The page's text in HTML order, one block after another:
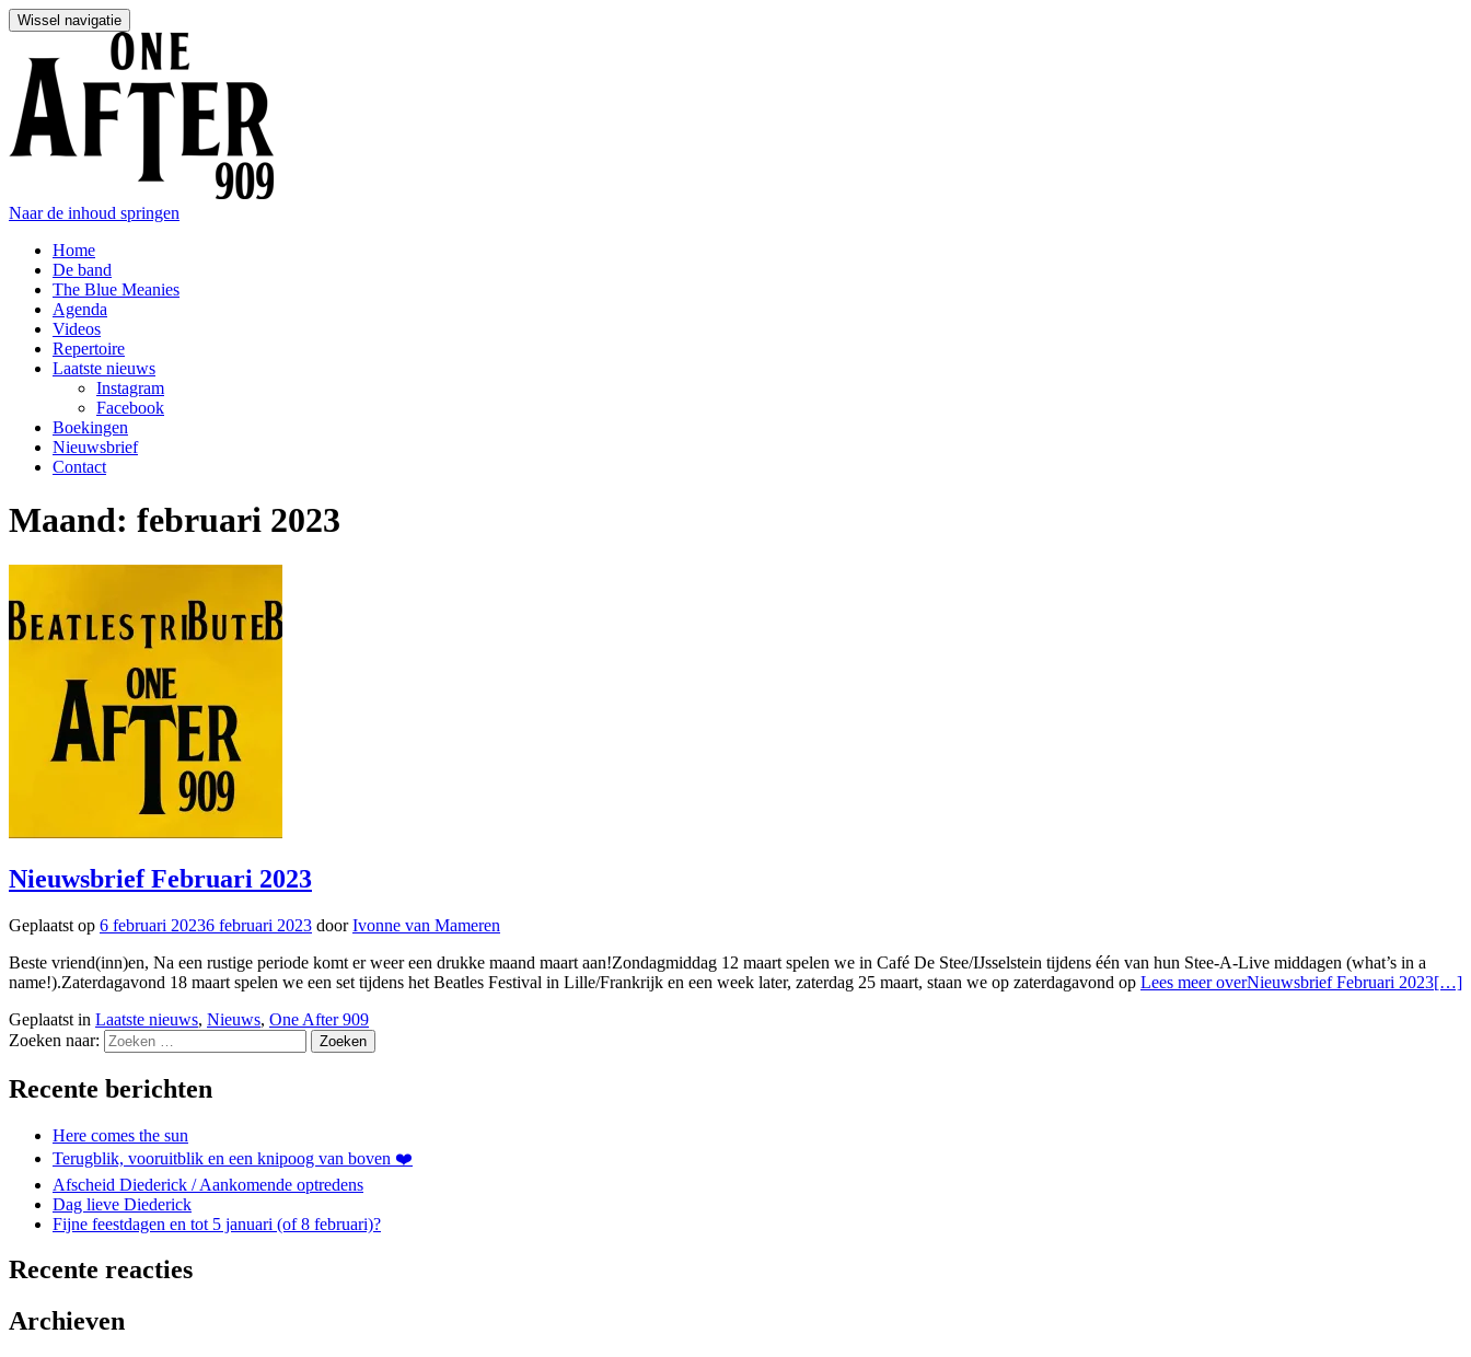
Wissel navigatie
Naar de inhoud springen
Home
De band
The Blue Meanies
Agenda
Videos
Repertoire
Laatste nieuws
Instagram
Facebook
Boekingen
Nieuwsbrief
Contact
Maand: februari 2023
Nieuwsbrief Februari 2023
Geplaatst op 6 februari 20236 februari 2023 doorIvonne van Mameren
Beste vriend(inn)en, Na een rustige periode komt er weer een drukke maand maart aan!Zondagmiddag 12 maart spelen we in Café De Stee/IJsselstein tijdens één van hun Stee-A-Live middagen (what’s in a
name!).Zaterdagavond 18 maart spelen we een set tijdens het Beatles Festival in Lille/Frankrijk en een week later, zaterdag 25 maart, staan we op zaterdagavond op Lees meer overNieuwsbrief Februari 2023[…]
Geplaatst in Laatste nieuws, Nieuws, One After 909
Zoeken naar:
Recente berichten
Here comes the sun
Terugblik, vooruitblik en een knipoog van boven ❤️
Afscheid Diederick / Aankomende optredens
Dag lieve Diederick
Fijne feestdagen en tot 5 januari (of 8 februari)?
Recente reacties
Archieven